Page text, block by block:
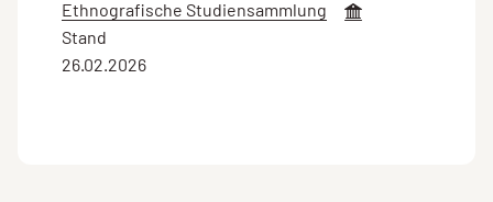
Ethnografische Studiensammlung
Stand
26.02.2026